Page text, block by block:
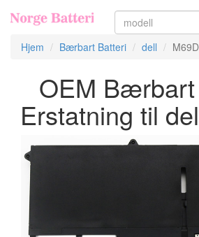
Hjem
Bærbart Batteri dell
OEM Bærbart
Erstatning til